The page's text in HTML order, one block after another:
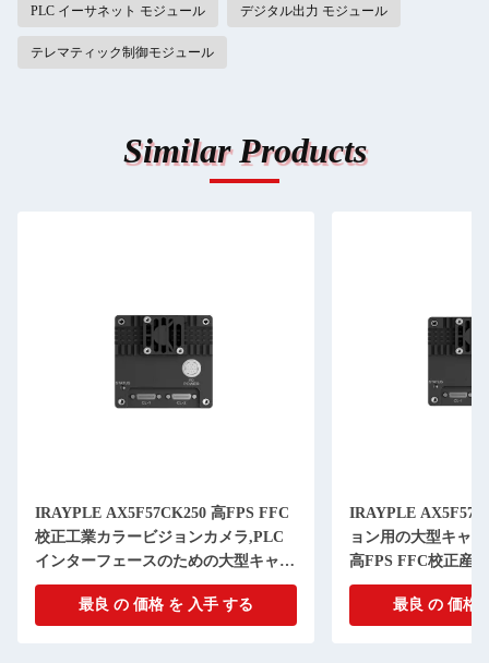
PLC イーサネット モジュール デジタル出力 モジュール
テレマティック制御モジュール
Similar Products
IRAYPLE AX5F57CK250 高FPS FFC
校正工業カラービジョンカメラ,PLC
インターフェースのための大型キャッ
シュ安定性
最良 の 価格 を 入手 する
IRAYPLE
ョン用の大型キャ
高FPS FFC校正産
最良 の 価格